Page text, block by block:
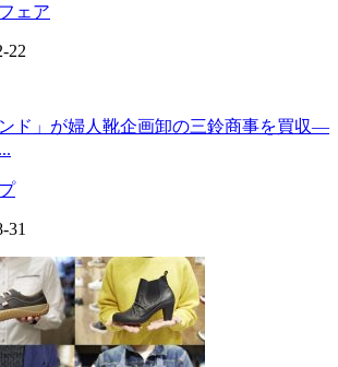
ェア
22
ンド」が婦人靴企画卸の三鈴商事を買収―
31